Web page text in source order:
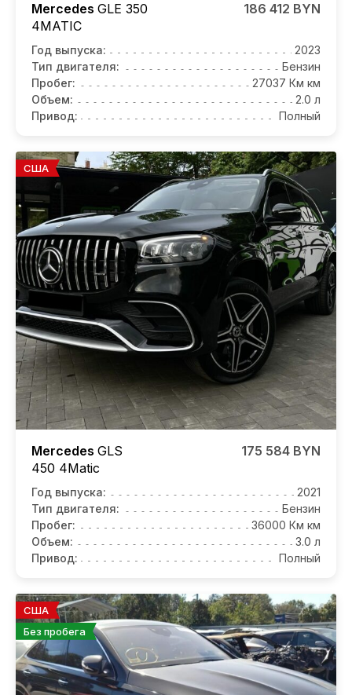
Mercedes GLE 350
4MATIC
186 412 BYN
Год выпуска:
2023
Тип двигателя:
Бензин
Пробег:
27037 Км км
Объем:
2.0 л
Привод:
Полный
США
Mercedes GLS
450 4Matic
175 584 BYN
Год выпуска:
2021
Тип двигателя:
Бензин
Пробег:
36000 Км км
Объем:
3.0 л
Привод:
Полный
США
Без пробега